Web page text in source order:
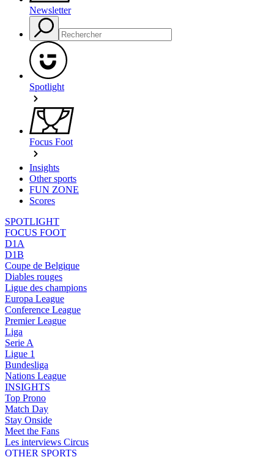
Newsletter
Spotlight
Focus Foot
Insights
Other sports
FUN ZONE
Scores
SPOTLIGHT
FOCUS FOOT
D1A
D1B
Coupe de Belgique
Diables rouges
Ligue des champions
Europa League
Conference League
Premier League
Liga
Serie A
Ligue 1
Bundesliga
Nations League
INSIGHTS
Top Prono
Match Day
Stay Onside
Meet the Fans
Les interviews Circus
OTHER SPORTS